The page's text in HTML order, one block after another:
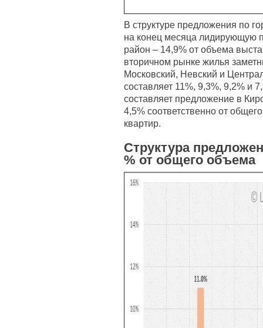
В структуре предложения по
на конец месяца лидирующую
район – 14,9% от объема
вторичном рынке жилья
Московский, Невский и
составляет 11%, 9,3%, 9,2% и
составляет предложение в
4,5% соответственно от
квартир.
Структура
% от общего объема